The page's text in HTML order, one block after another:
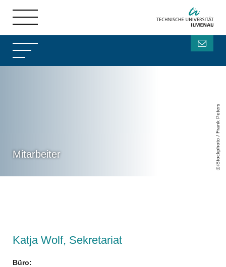
Mitarbeiter iStockphoto / Frank Peters
Katja Wolf, Sekretariat
Büro: